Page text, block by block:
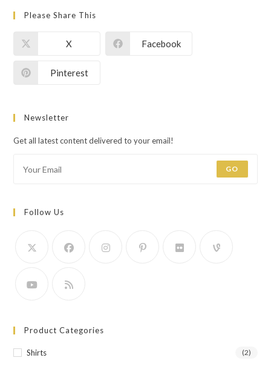
Please Share This
X Facebook
Pinterest
Newsletter
Get all latest content delivered to your email!
GO
Follow Us
Product Categories
Shirts (2)